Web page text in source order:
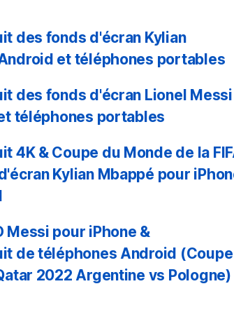
des fonds d'écran Kylian
et téléphones portables
des fonds d'écran Lionel Messi
téléphones portables
4K & Coupe du Monde de la
Kylian Mbappé pour
Messi pour iPhone &
de téléphones Android (Coupe
2022 Argentine vs Pologne)